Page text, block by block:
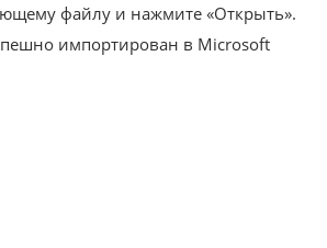
файлу и нажмите «Открыть».
импортирован в Microsoft